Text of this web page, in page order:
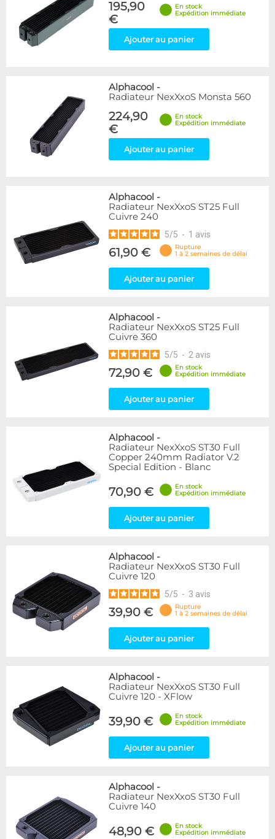
195,90
€
En stock
Expédition immédiate
Ajouter au panier
Alphacool -
Radiateur NexXxoS Monsta 560
224,90
€
En stock
Expédition immédiate
Ajouter au panier
Alphacool -
Radiateur NexXxoS ST25 Full
Cuivre 240
5/5 - 1 avis
61,90 €
Rupture
1 à 2 semaines de délai
Ajouter au panier
Alphacool -
Radiateur NexXxoS ST25 Full
Cuivre 360
5/5 - 2 avis
72,90 €
En stock
Expédition immédiate
Ajouter au panier
Alphacool -
Radiateur NexXxoS ST30 Full
Copper 240mm Radiator V.2
Special Edition - Blanc
70,90 €
En stock
Expédition immédiate
Ajouter au panier
Alphacool -
Radiateur NexXxoS ST30 Full
Cuivre 120
5/5 - 3 avis
39,90 €
Rupture
1 à 2 semaines de délai
Ajouter au panier
Alphacool -
Radiateur NexXxoS ST30 Full
Cuivre 120 - XFlow
39,90 €
En stock
Expédition immédiate
Ajouter au panier
Alphacool -
Radiateur NexXxoS ST30 Full
Cuivre 140
48,90 €
En stock
Expédition immédiate